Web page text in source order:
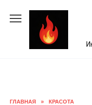
ГЛАВНАЯ » КРАСОТА